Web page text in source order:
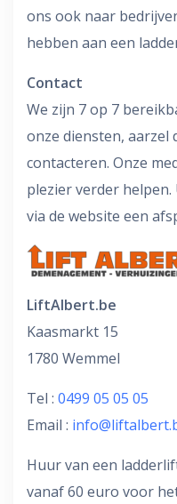
ons ook naar
hebben aan een
Contact
We zijn 7 op 7
onze diensten, aarzel
contacteren. Onze
plezier verder
via de website een
LiftAlbert.be
Kaasmarkt 15
1780 Wemmel
Tel : 0499 05 05 05
Email :
Huur van een
vanaf 60 euro voor